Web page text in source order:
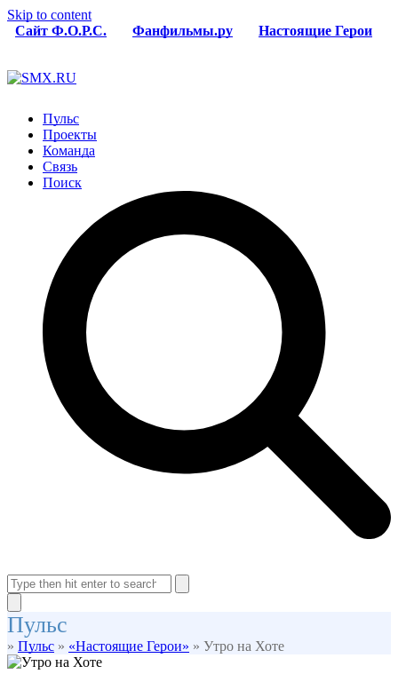
Skip to content
Сайт Ф.О.Р.С.
Фанфильмы.ру Настоящие Герои
Пульс
Проекты
Команда
Связь
Поиск
mobile
menu
mobile
menu
Search
Close
search
Пульс
» Пульс » «Настоящие Герои» » Утро на Хоте